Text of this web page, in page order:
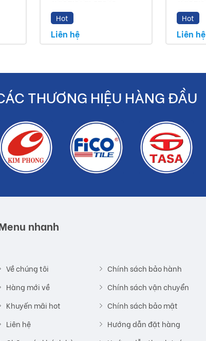
Hot
Liên hệ
Hot
Liên hệ
THƯƠNG HIỆU HÀNG ĐẦU
nhanh
Về chúng tôi
Hàng mới về
Khuyến mãi hot
Liên hệ
Chính sách bảo hành
Chính sách vận chuyển
Chính sách bảo mật
Hướng dẫn đặt hàng